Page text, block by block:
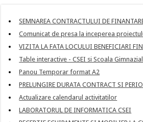
SEMNAREA CONTRACTULUI DE
Comunicat de presa la inceperea
VIZITA LA FATA LOCULUI BENEFICIARI
Table interactive - CSEI si Scoala
Panou Temporar format A2
PRELUNGIRE DURATA CONTRACT SI
Actualizare calendarul activitatilor
LABORATORUL DE INFORMATICA CSEI